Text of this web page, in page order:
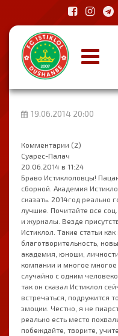
19.06.2014 20:00
Комментарии (2)
Суарес-Палач
20.06.2014 в 11:24
Браво Истиклоловцы!
сборной. Академия
сказать. 2014год реально
лучшие. Почитайте все
и журналы. Везде
Истиклол. Такие статьи
благотворительность,
академия, юноши,
компании и многое
случайно с одним
так он сказал Истиклол
встречаться, подружится
эмоции. Честно, я не
реально есть место
побеждайте, творите,